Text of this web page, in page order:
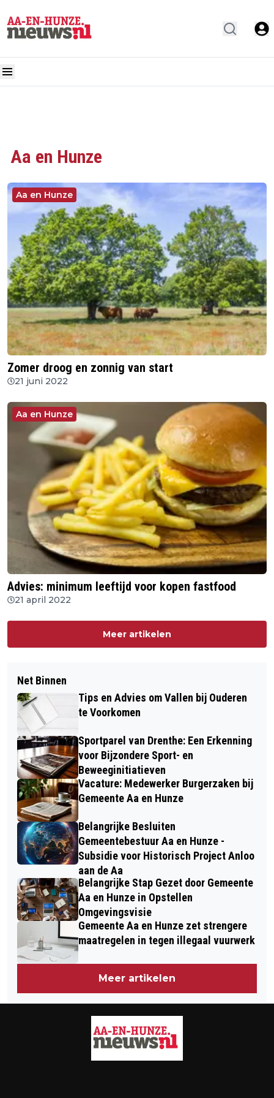
Aa en Hunze
Aa en Hunze
Zomer droog en zonnig van start
21 juni 2022
Aa en Hunze
Advies: minimum leeftijd voor kopen fastfood
21 april 2022
Meer artikelen
Net Binnen
Tips en Advies om Vallen bij Ouderen
te Voorkomen
Sportparel van Drenthe: Een Erkenning
voor Bijzondere Sport- en
Beweeginitiatieven
Vacature: Medewerker Burgerzaken bij
Gemeente Aa en Hunze
Belangrijke Besluiten
Gemeentebestuur Aa en Hunze -
Subsidie voor Historisch Project Anloo
aan de Aa
Belangrijke Stap Gezet door Gemeente
Aa en Hunze in Opstellen
Omgevingsvisie
Gemeente Aa en Hunze zet strengere
maatregelen in tegen illegaal vuurwerk
Meer artikelen